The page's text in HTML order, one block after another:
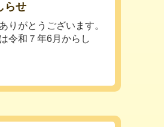
らせ
りがとうございます。
令和７年6月からし